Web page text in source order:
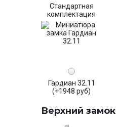
Стандартная
комплектация
Гардиан 32.11
(+1948 руб)
Верхний замок